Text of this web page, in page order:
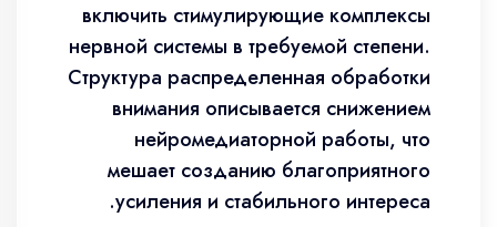
включить стимулирующие комплексы
нервной системы в требуемой степени.
Структура распределенная обработки
внимания описывается снижением
нейромедиаторной работы, что
мешает созданию благоприятного
усиления и стабильного интереса.